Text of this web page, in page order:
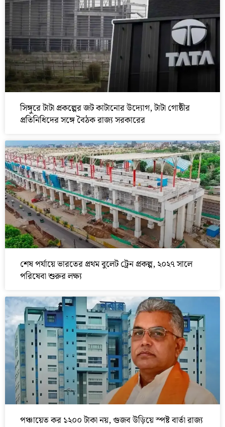
সিঙ্গুরে টাটা প্রকল্পের জট কাটানোর উদ্যোগ, টাটা গোষ্ঠীর
প্রতিনিধিদের সঙ্গে বৈঠক রাজ্য সরকারের
শেষ পর্যায়ে ভারতের প্রথম বুলেট ট্রেন প্রকল্প, ২০২৭ সালে
পরিষেবা শুরুর লক্ষ্য
পঞ্চায়েত কর ১২০০ টাকা নয়, গুজব উড়িয়ে স্পষ্ট বার্তা রাজ্য